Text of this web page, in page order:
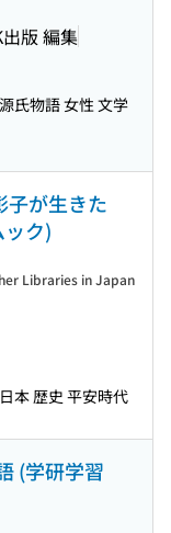
版 編集
源氏物語 女性 文学
子が生きた
ク)
Libraries in Japan
日本 歴史 平安時代
(学研学習